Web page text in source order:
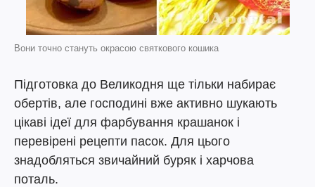
Вони точно стануть окрасою святкового кошика
Підготовка до Великодня ще тільки набирає
обертів, але господині вже активно шукають
цікаві ідеї для фарбування крашанок і
перевірені рецепти пасок. Для цього
знадобляться звичайний буряк і харчова
поталь.